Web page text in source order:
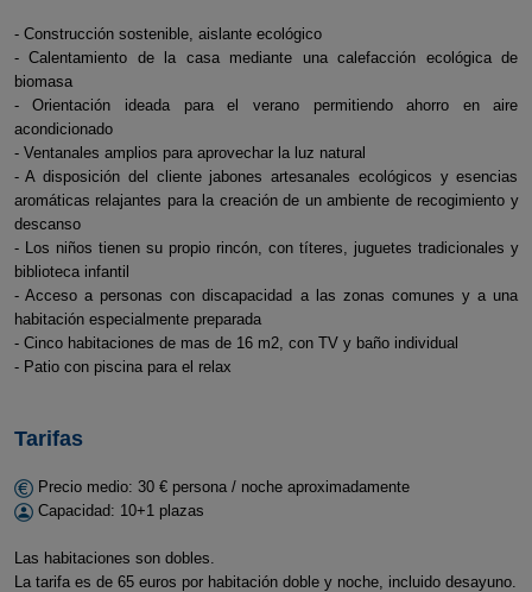
- Construcción sostenible, aislante ecológico
- Calentamiento de la casa mediante una calefacción ecológica de
biomasa
- Orientación ideada para el verano permitiendo ahorro en aire
acondicionado
- Ventanales amplios para aprovechar la luz natural
- A disposición del cliente jabones artesanales ecológicos y esencias
aromáticas relajantes para la creación de un ambiente de recogimiento y
descanso
- Los niños tienen su propio rincón, con títeres, juguetes tradicionales y
biblioteca infantil
- Acceso a personas con discapacidad a las zonas comunes y a una
habitación especialmente preparada
- Cinco habitaciones de mas de 16 m2, con TV y baño individual
- Patio con piscina para el relax
Tarifas
Precio medio: 30 € persona / noche aproximadamente
Capacidad: 10+1 plazas
Las habitaciones son dobles.
La tarifa es de 65 euros por habitación doble y noche, incluido desayuno.